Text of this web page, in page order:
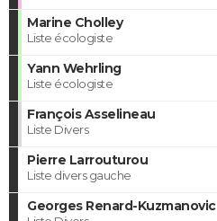
Marine Cholley
Liste écologiste
Yann Wehrling
Liste écologiste
François Asselineau
Liste Divers
Pierre Larrouturou
Liste divers gauche
Georges Renard-Kuzmanovic